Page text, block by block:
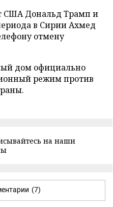
США Дональд Трамп и
в Сирии Ахмед
отмену
дом официально
режим против
на наши
(7)